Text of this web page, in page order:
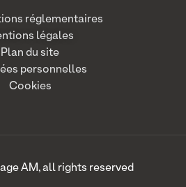
réglementaires
légales
Plan du site
personnelles
Cookies
AM, all rights reserved